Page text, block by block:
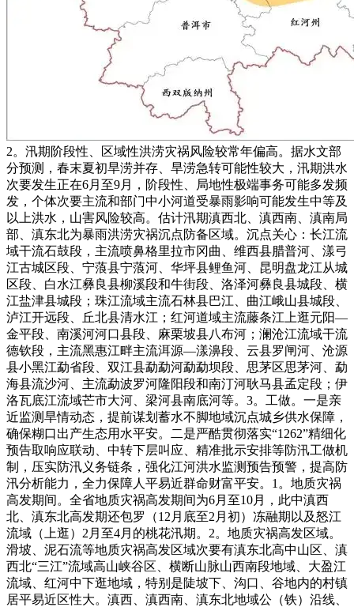
2。汛期阶段性、区域性洪涝灾祸风险较常年偏高。据水文部
分预测，春末夏初旱涝并存、旱涝急转可能性较大，汛期洪水
次要发生正在6月至9月，阶段性、局地性极端事务可能多发频
发，个体次要主流和部门中小河道受暴雨影响可能发生中等及
以上洪水，山害风险较高。估计汛期滇西北、滇西南、滇南局
部、滇东北为暴雨洪涝灾祸沉点防备区域。沉点关心：长江流
域干流石鼓段，主流喷鼻格里拉市冈曲、维西县腊普河、漾弓
江古城区段、宁蒗县宁蒗河、华坪县鲤鱼河、昆明盘龙江从城
区段、白水江彝良县柳溪段和牛街段、洛泽河彝良县城段、横
江盐津县城段；珠江流域主流石林县巴江、曲江峨山县城段、
泸江开远段、丘北县清水江；红河道域主流藤条江上逛元阳—
金平段、南溪河河口县段、麻栗坡县八布河；澜沧江流域干流
德钦段，主流黑惠江畔主流洱源—漾濞段、云县罗闸河、沧源
县小黑江勐省段、双江县勐勐河勐勐坝段、思茅区思茅河、勐
海县流沙河、主流勐波罗河隆阳段和南汀河耿马县孟定段；伊
洛瓦底江流域芒市大河、梁河县南底河等。3。工做。一是亲
近监测旱情动态，提前谋划蓄水不脚地域沉点城乡供水保障，
确保糊口出产生态用水平安。二是严酷贯彻落实“1262”精细化
预告取响应联动、中转下层叫应、精准批示安排等防汛工做机
制，压实防汛义务链条，强化江河洪水监测预告预警，提高防
汛分析能力，全力保障人平易近群命财富平安。1。地质灾祸
高发期间。全省地质灾祸高发期间为6月至10月，此中滇西
北、滇东北高发期还包罗（12月底至2月初）冻融期以及怒江
流域（上逛）2月至4月的桃花汛期。2。地质灾祸高发区域。
滑坡、泥石流等地质灾祸高发区域次要有滇东北高中山区、滇
西北“三江”流域高山峡谷区、横断山脉山西南段地域、大盈江
流域、红河中下逛地域，特别是陡坡下、沟口、谷地内的村镇
居平易近区性大。滇西、滇西南、滇东北地域公（铁）沿线、